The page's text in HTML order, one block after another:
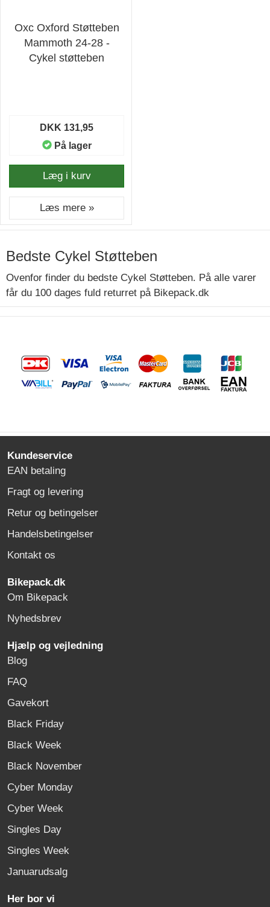
Oxc Oxford Støtteben
Mammoth 24-28 -
Cykel støtteben
DKK 131,95
På lager
Læg i kurv
Læs mere »
Bedste Cykel Støtteben
Ovenfor finder du bedste Cykel Støtteben. På alle varer
får du 100 dages fuld returret på Bikepack.dk
Kundeservice
EAN betaling
Fragt og levering
Retur og betingelser
Handelsbetingelser
Kontakt os
Bikepack.dk
Om Bikepack
Nyhedsbrev
Hjælp og vejledning
Blog
FAQ
Gavekort
Black Friday
Black Week
Black November
Cyber Monday
Cyber Week
Singles Day
Singles Week
Januarudsalg
Her bor vi